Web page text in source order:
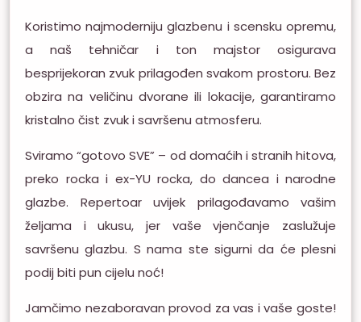
Koristimo najmoderniju glazbenu i scensku opremu,
a naš tehničar i ton majstor osigurava
besprijekoran zvuk prilagođen svakom prostoru. Bez
obzira na veličinu dvorane ili lokacije, garantiramo
kristalno čist zvuk i savršenu atmosferu.
Sviramo “gotovo SVE” – od domaćih i stranih hitova,
preko rocka i ex-YU rocka, do dancea i narodne
glazbe. Repertoar uvijek prilagođavamo vašim
željama i ukusu, jer vaše vjenčanje zaslužuje
savršenu glazbu. S nama ste sigurni da će plesni
podij biti pun cijelu noć!
Jamčimo nezaboravan provod za vas i vaše goste!